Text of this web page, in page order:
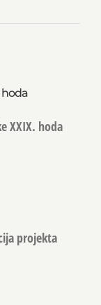
hoda
XXIX. hoda
projekta